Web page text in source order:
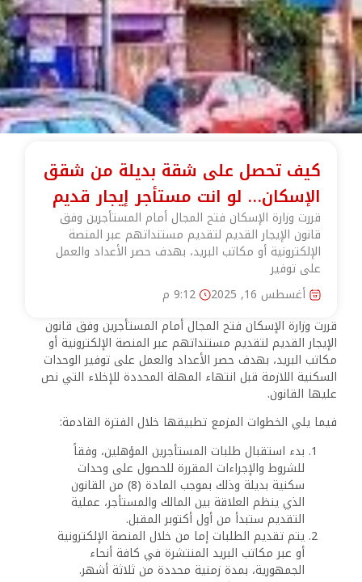
كيف تحصل على شقة بديلة من شقق
الإسكان… لو انت مستأجر إيجار قديم
قررت وزارة الإسكان فتح المجال أمام المستأجرين وفق
قانون الإيجار القديم لتقديم مستنداتهم عبر المنصة
الإلكترونية أو مكاتب البريد، بهدف حصر الأعداد والعمل
على توفير
أغسطس 16, 2025
9:12 م
قررت وزارة الإسكان فتح المجال أمام المستأجرين وفق قانون
الإيجار القديم لتقديم مستنداتهم عبر المنصة الإلكترونية أو
مكاتب البريد، بهدف حصر الأعداد والعمل على توفير الوحدات
السكنية اللازمة قبل انتهاء المهلة المحددة للإخلاء التي نص
عليها القانون.
فيما يلي الخطوات المزمع تطبيقها خلال الفترة القادمة:
بدء استقبال طلبات المستأجرين المؤهلين، وفقاً
للشروط والإجراءات المقررة للحصول على وحدات
سكنية بديلة وذلك بموجب المادة (8) من القانون
الذي ينظم العلاقة بين المالك والمستأجر، عملية
التقديم ستبدأ من أول أكتوبر المقبل.
يتم تقديم الطلبات إما من خلال المنصة الإلكترونية
أو عبر مكاتب البريد المنتشرة في كافة أنحاء
الجمهورية، بمدة زمنية محددة من ثلاثة أشهر.